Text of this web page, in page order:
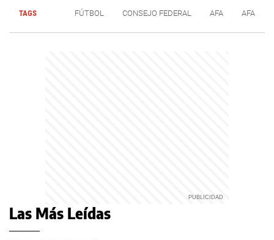
TAGS FÚTBOL CONSEJO FEDERAL AFA AFA
Las Más Leídas